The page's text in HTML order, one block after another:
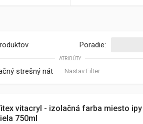
Poradie:
ATRIBÚTY
strešný nát Nastav Filter
vitacryl - izolačná farba miesto ipy
750ml